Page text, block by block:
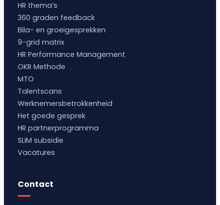
HR thema’s
360 graden feedback
Bila- en groeigesprekken
9-grid matrix
HR Performance Management
OKR Methode
MTO
Talentscans
Werknemersbetrokkenheid
Het goede gesprek
HR partnerprogramma
SLIM subsidie
Vacatures
Contact